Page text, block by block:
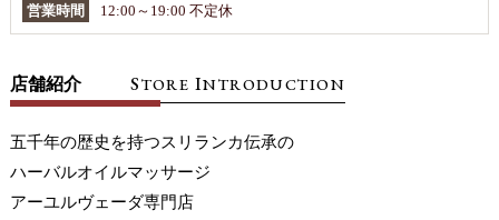
営業時間
12:00～19:00 不定休
店舗紹介 STORE INTRODUCTION
五千年の歴史を持つスリランカ伝承の
ハーバルオイルマッサージ
アーユルヴェーダ専門店